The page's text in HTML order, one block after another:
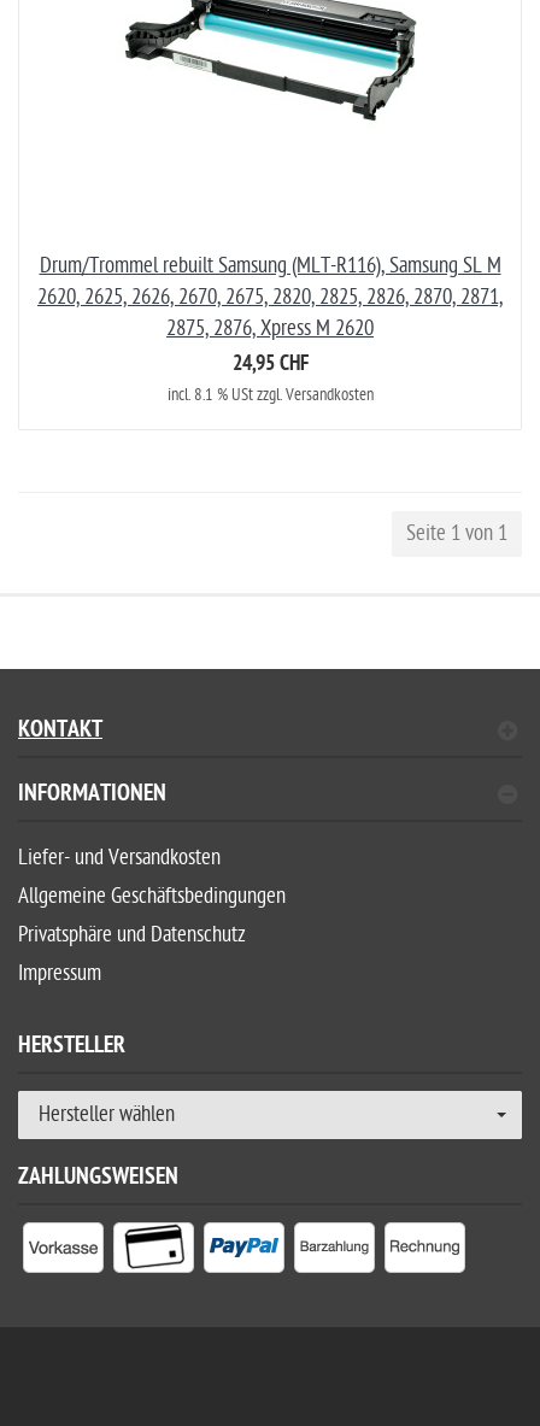
Drum/Trommel rebuilt Samsung (MLT-R116), Samsung SL M
2620, 2625, 2626, 2670, 2675, 2820, 2825, 2826, 2870, 2871,
2875, 2876, Xpress M 2620
24,95 CHF
incl. 8.1 % USt zzgl. Versandkosten
Seite 1 von 1
KONTAKT
INFORMATIONEN
Liefer- und Versandkosten
Allgemeine Geschäftsbedingungen
Privatsphäre und Datenschutz
Impressum
HERSTELLER
Hersteller wählen
ZAHLUNGSWEISEN